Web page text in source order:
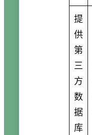
提
供
第
三
方
数
据
库